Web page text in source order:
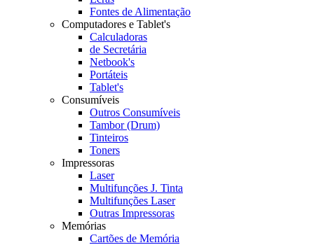
Fontes de Alimentação
Computadores e Tablet's
Calculadoras
de Secretária
Netbook's
Portáteis
Tablet's
Consumíveis
Outros Consumíveis
Tambor (Drum)
Tinteiros
Toners
Impressoras
Laser
Multifunções J. Tinta
Multifunções Laser
Outras Impressoras
Memórias
Cartões de Memória